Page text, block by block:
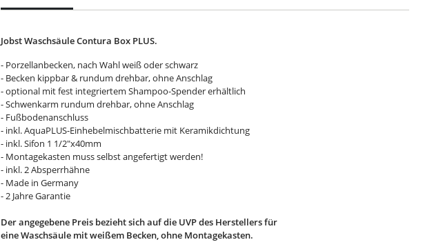
Jobst Waschsäule Contura Box PLUS.
- Porzellanbecken, nach Wahl weiß oder schwarz
- Becken kippbar & rundum drehbar, ohne Anschlag
- optional mit fest integriertem Shampoo-Spender erhältlich
- Schwenkarm rundum drehbar, ohne Anschlag
- Fußbodenanschluss
- inkl. AquaPLUS-Einhebelmischbatterie mit Keramikdichtung
- inkl. Sifon 1 1/2"x40mm
- Montagekasten muss selbst angefertigt werden!
- inkl. 2 Absperrhähne
- Made in Germany
- 2 Jahre Garantie
Der angegebene Preis bezieht sich auf die UVP des Herstellers für
eine Waschsäule mit weißem Becken, ohne Montagekasten.